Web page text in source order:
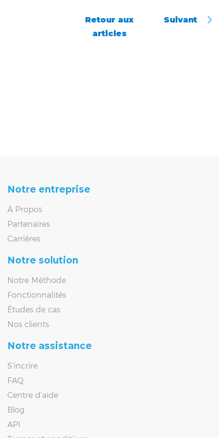
Retour aux
articles
Suivant
Notre entreprise
À Propos
Partenaires
Carrières
Notre solution
Notre Méthode
Fonctionnalités
Études de cas
Nos clients
Notre assistance
S’incrire
FAQ
Centre d’aide
Blog
API